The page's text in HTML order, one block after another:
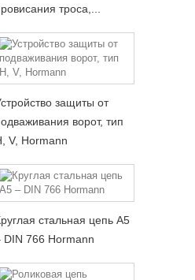
троса,...
защиты от
ворот, тип
V, Hormann
стальная цепь A5
DIN 766 Hormann